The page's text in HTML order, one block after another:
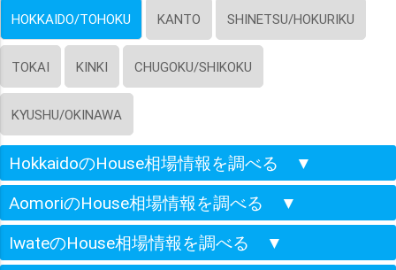
HOKKAIDO/TOHOKU KANTO SHINETSU/HOKURIKU
TOKAI KINKI CHUGOKU/SHIKOKU
KYUSHU/OKINAWA
HokkaidoのHouse相場情報を調べる ▼
AomoriのHouse相場情報を調べる ▼
IwateのHouse相場情報を調べる ▼